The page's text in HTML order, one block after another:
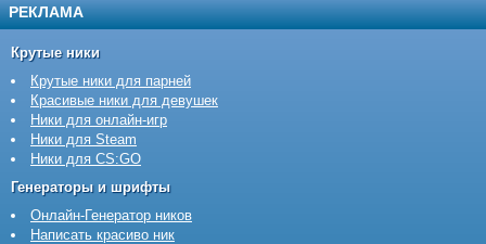
РЕКЛАМА
Крутые ники
Крутые ники для парней
Красивые ники для девушек
Ники для онлайн-игр
Ники для Steam
Ники для CS:GO
Генераторы и шрифты
Онлайн-Генератор ников
Написать красиво ник